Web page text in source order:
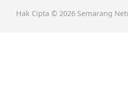
Hak Cipta © 2026 Semarang